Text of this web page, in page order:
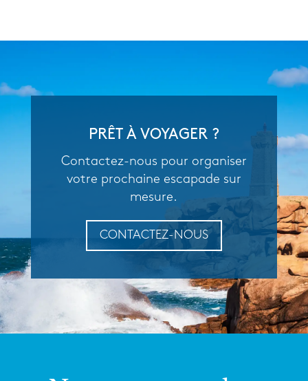
PRÊT À VOYAGER ?
Contactez-nous pour organiser
votre prochaine escapade sur
mesure.
CONTACTEZ-NOUS